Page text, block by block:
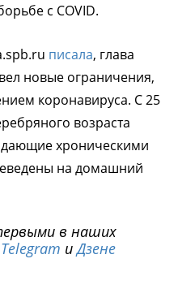
с COVID.
писала, глава
новые ограничения,
коронавируса. С 25
возраста
хроническими
на домашний
в наших
Telegram иДзене